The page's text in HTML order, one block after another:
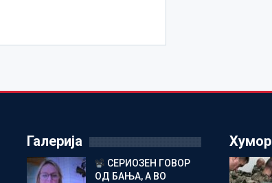
Галерија
СЕРИОЗЕН ГОВОР
ОД БАЊА, А ВО
Хумор